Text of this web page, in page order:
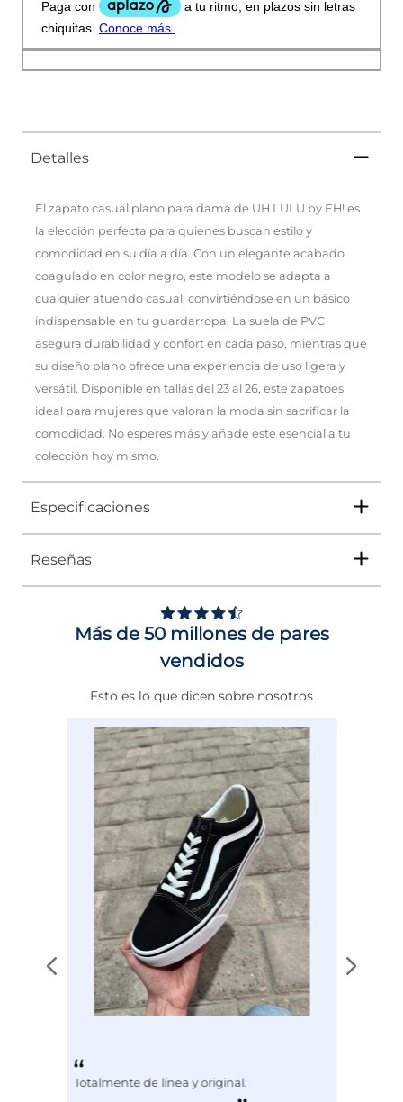
Detalles
El zapato casual plano para dama de UH LULU by EH! es
la elección perfecta para quienes buscan estilo y
comodidad en su día a día. Con un elegante acabado
coagulado en color negro, este modelo se adapta a
cualquier atuendo casual, convirtiéndose en un básico
indispensable en tu guardarropa. La suela de PVC
asegura durabilidad y confort en cada paso, mientras que
su diseño plano ofrece una experiencia de uso ligera y
versátil. Disponible en tallas del 23 al 26, este zapatoes
ideal para mujeres que valoran la moda sin sacrificar la
comodidad. No esperes más y añade este esencial a tu
colección hoy mismo.
Especificaciones
Tipo
Género Mujer
DE 0 A 4 cms
NORMAL
NEGRO
Reseñas
Más de 50 millones de pares
vendidos
Esto es lo que dicen sobre nosotros
Totalmente de línea y original.